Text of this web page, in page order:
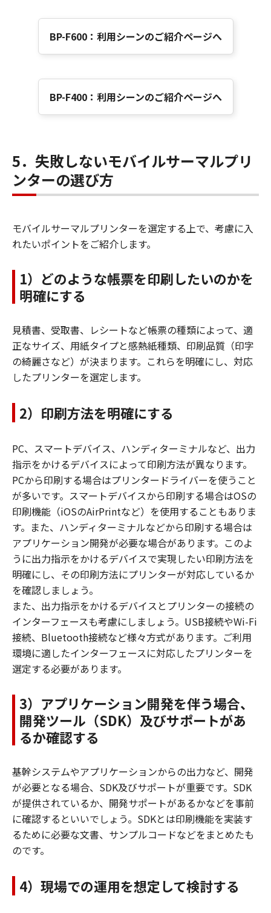
BP-F600：利用シーンのご紹介ページへ
BP-F400：利用シーンのご紹介ページへ
5．失敗しないモバイルサーマルプリ
ンターの選び方
モバイルサーマルプリンターを選定する上で、考慮に入
れたいポイントをご紹介します。
1）どのような帳票を印刷したいのかを
明確にする
見積書、受取書、レシートなど帳票の種類によって、適
正なサイズ、用紙タイプと感熱紙種類、印刷品質（印字
の綺麗さなど）が決まります。これらを明確にし、対応
したプリンターを選定します。
2）印刷方法を明確にする
PC、スマートデバイス、ハンディターミナルなど、出力
指示をかけるデバイスによって印刷方法が異なります。
PCから印刷する場合はプリンタードライバーを使うこと
が多いです。スマートデバイスから印刷する場合はOSの
印刷機能（iOSのAirPrintなど）を使用することもありま
す。また、ハンディターミナルなどから印刷する場合は
アプリケーション開発が必要な場合があります。このよ
うに出力指示をかけるデバイスで実現したい印刷方法を
明確にし、その印刷方法にプリンターが対応しているか
を確認しましょう。
また、出力指示をかけるデバイスとプリンターの接続の
インターフェースも考慮にしましょう。USB接続やWi-Fi
接続、Bluetooth接続など様々方式があります。ご利用
環境に適したインターフェースに対応したプリンターを
選定する必要があります。
3）アプリケーション開発を伴う場合、
開発ツール（SDK）及びサポートがあ
るか確認する
基幹システムやアプリケーションからの出力など、開発
が必要となる場合、SDK及びサポートが重要です。SDK
が提供されているか、開発サポートがあるかなどを事前
に確認するといいでしょう。SDKとは印刷機能を実装す
るために必要な文書、サンプルコードなどをまとめたも
のです。
4）現場での運用を想定して検討する